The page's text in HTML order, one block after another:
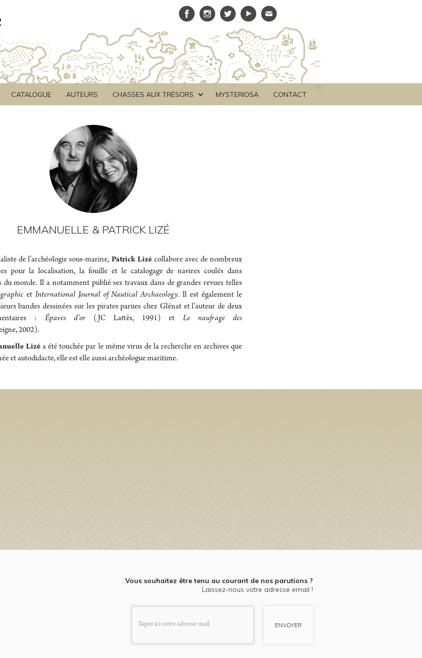
( 0 )
CONTACT
MYSTERIOSA
CHASSES AUX TRÉSORS
AUTEURS
CATALOGUE
EMMANUELLE & PATRICK LIZÉ
de l’archéologie sous-marine, Patrick Lizé collabore avec de nombreux
pour la localisation, la fouille et le catalogage de navires coulés dans
du monde. Il a notamment publié ses travaux dans de grandes revues telles
et International Journal of Nautical Archaeology. Il est également le
bandes dessinées sur les pirates parues chez Glénat et l’auteur de deux
: Épaves d’or(JC Lattès, 1991) et Le naufrage des
2002).
Lizé a été touchée par le même virus de la recherche en archives que
et autodidacte, elle est elle aussi archéologue maritime.
Vous souhaitez être tenu au courant de nos parutions ?
Laissez-nous votre adresse email !